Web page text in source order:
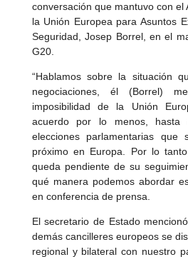
conversación que mantuvo con el
la Unión Europea para Asuntos
Seguridad, Josep Borrel, en el
G20.
“Hablamos sobre la situación
negociaciones, él (Borrel)
imposibilidad de la Unión
acuerdo por lo menos, hasta
elecciones parlamentarias que
próximo en Europa. Por lo
queda pendiente de su
qué manera podemos abordar
en conferencia de prensa.
El secretario de Estado
demás cancilleres europeos se
regional y bilateral con nuestro